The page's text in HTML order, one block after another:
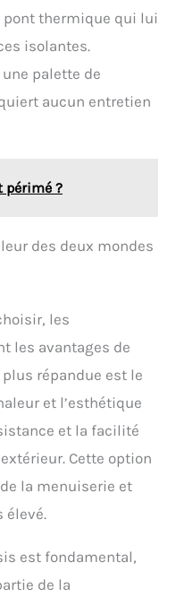
le séchage est
le produit à des
surfaces exposées
recommandons de
plus de 12 mois.
pont thermique qui lui
isolantes.
palette de
aucun entretien
périmé ?
des deux mondes
les
les avantages de
répandue est le
et l’esthétique
et la facilité
Cette option
la menuiserie et
élevé.
est fondamental,
de la